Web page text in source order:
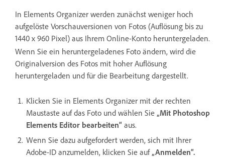
In Elements Organizer werden zunächst weniger hoch
aufgelöste Vorschauversionen von Fotos (Auflösung bis zu
1440 x 960 Pixel) aus Ihrem Online-Konto heruntergeladen.
Wenn Sie ein heruntergeladenes Foto ändern, wird die
Originalversion des Fotos mit hoher Auflösung
heruntergeladen und für die Bearbeitung dargestellt.
Klicken Sie in Elements Organizer mit der rechten
Maustaste auf das Foto und wählen Sie „Mit Photoshop
Elements Editor bearbeiten“ aus.
Wenn Sie dazu aufgefordert werden, sich mit Ihrer
Adobe-ID anzumelden, klicken Sie auf „Anmelden“.